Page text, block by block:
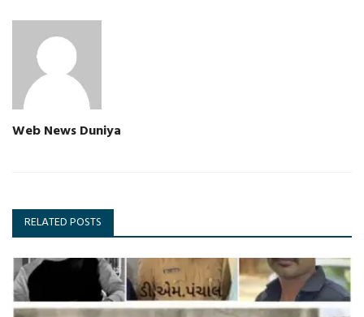
Web News Duniya
RELATED POSTS